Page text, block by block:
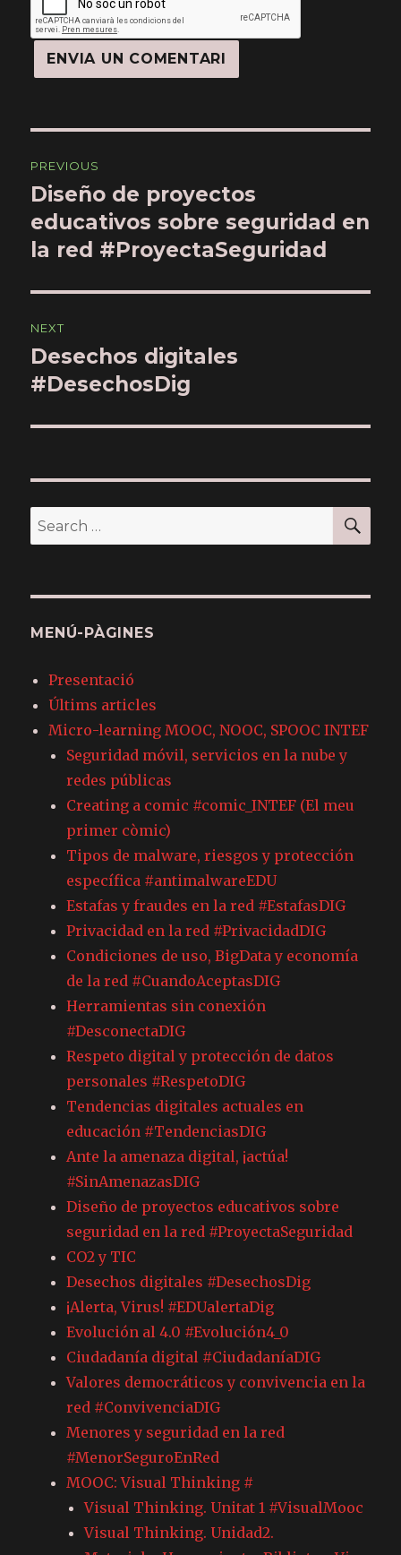
d'articles
PREVIOUS
Previous
post:
Diseño de proyectos
educativos sobre seguridad en
la red #ProyectaSeguridad
NEXT
Next
post:
Desechos digitales
#DesechosDig
Search
for:
MENÚ-PÀGINES
Presentació
Últims articles
Micro-learning MOOC, NOOC, SPOOC INTEF
Seguridad móvil, servicios en la nube y
redes públicas
Creating a comic #comic_INTEF (El meu
primer còmic)
Tipos de malware, riesgos y protección
específica #antimalwareEDU
Estafas y fraudes en la red #EstafasDIG
Privacidad en la red #PrivacidadDIG
Condiciones de uso, BigData y economía
de la red #CuandoAceptasDIG
Herramientas sin conexión
#DesconectaDIG
Respeto digital y protección de datos
personales #RespetoDIG
Tendencias digitales actuales en
educación #TendenciasDIG
Ante la amenaza digital, ¡actúa!
#SinAmenazasDIG
Diseño de proyectos educativos sobre
seguridad en la red #ProyectaSeguridad
CO2 y TIC
Desechos digitales #DesechosDig
¡Alerta, Virus! #EDUalertaDig
Evolución al 4.0 #Evolución4_0
Ciudadanía digital #CiudadaníaDIG
Valores democráticos y convivencia en la
red #ConvivenciaDIG
Menores y seguridad en la red
#MenorSeguroEnRed
MOOC: Visual Thinking #
Visual Thinking. Unitat 1 #VisualMooc
Visual Thinking. Unidad2.